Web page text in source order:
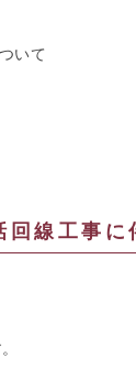
いて
線工事に